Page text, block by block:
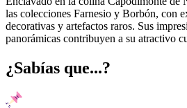
las colecciones Farnesio y Borbón, con
decorativas y artefactos raros. Sus
panorámicas contribuyen a su atractivo
¿Sabías que...?